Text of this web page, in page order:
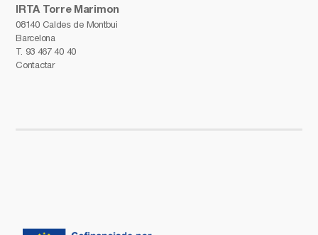
IRTA Torre Marimon
08140 Caldes de Montbui
Barcelona
T. 93 467 40 40
Contactar